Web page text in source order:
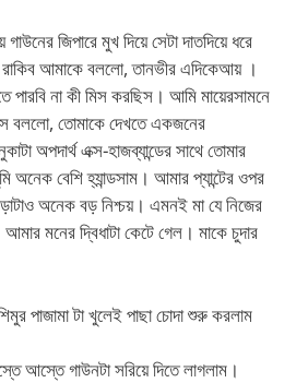
জিপারে মুখ দিয়ে সেটা দাতদিয়ে ধরে
আমাকে বললো, তানভীর এদিকেআয় ।
পারবি না কী মিস করছিস। আমি মায়েরসামনে
বললো, তোমাকে দেখতে একজনের
অপদার্থ এক্স-হাজব্যান্ডের সাথে তোমার
অনেক বেশি হ্যান্ডসাম। আমার প্যান্টের ওপর
অনেক বড় নিশ্চয়। এমনই মা যে নিজের
মনের দ্বিধাটা কেটে গেল। মাকে চুদার
টা খুলেই পাছা চোদা শুরু করলাম
আস্তে গাউনটা সরিয়ে দিতে লাগলাম।